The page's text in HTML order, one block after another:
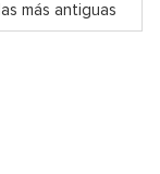
más antiguas